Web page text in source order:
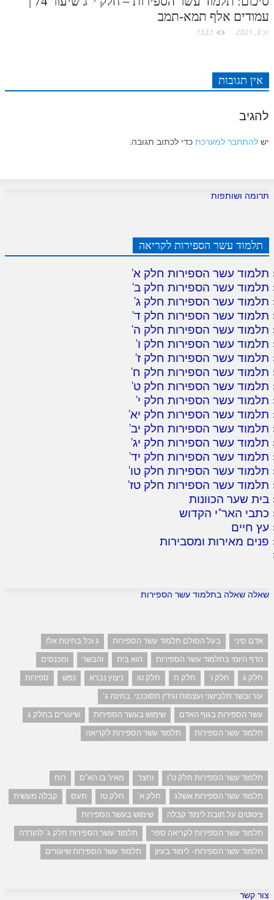
עמודים אלף תמא-תמב
יונ 8, 2021 1333
אין תגובות
להגיב
יש להתחבר למערכת כדי לכתוב תגובה.
תרומה ושותפות
תלמוד עשר הספירות לקריאה
תלמוד עשר הספירות חלק א'
תלמוד עשר הספירות חלק ב'
תלמוד עשר הספירות חלק ג'
תלמוד עשר הספירות חלק ד'
תלמוד עשר הספירות חלק ה'
תלמוד עשר הספירות חלק ו'
תלמוד עשר הספירות חלק ז'
תלמוד עשר הספירות חלק ח'
תלמוד עשר הספירות חלק ט'
תלמוד עשר הספירות חלק י'
תלמוד עשר הספירות חלק יא'
תלמוד עשר הספירות חלק יב'
תלמוד עשר הספירות חלק יג'
תלמוד עשר הספירות חלק יד'
תלמוד עשר הספירות חלק טו'
תלמוד עשר הספירות חלק טז'
בית שער הכוונות
כתבי האר"י הקדוש
עץ חיים
פנים מאירות ומסבירות
שאלה שאלה בתלמוד עשר הספירות
אדם סיני בעל הסולם תלמוד עשר הספירות
ג וכל בחינות אלו
הדף היומי בתלמוד עשר הספירות
הוא בית והבשר
ומכנסים
חלק ג
חלק ו' חלק ח חלק טו ניצוץ נברא נפש
ספירות
עור ובשר תלבישני ועצמות וגידין תסוככני. בחינה ג'
עשר הספירות בגוף האדם
שימוש בעשר הספירות
שיעורים בחלק ג
תלמוד עשר הספירות
תלמוד עשר הספירות לקריאה
תלמוד עשר הספירות חלק ט"ו וחצר מאיר בו הא"ס
רוח
תלמוד עשר הספירות אשלג
חלק א' חלק טז תעס
קבלה מעשית
ציטוטים על חובת לימוד קבלה
שימוש בעשר הספירות
תלמוד עשר הספירות לקריאה ספר
תלמוד עשר הספירות חלק ג' להורדה
תלמוד עשר הספירות- לימוד בעיון
תלמוד עשר הספירות שיעורים
צור קשר